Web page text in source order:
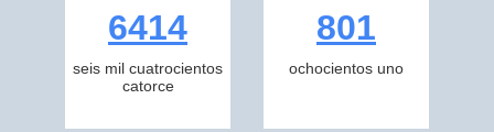
6414
seis mil cuatrocientos
catorce
801
ochocientos uno